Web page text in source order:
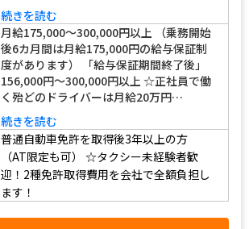
続きを読む
月給175,000～300,000円以上 （乗務開始
後6カ月間は月給175,000円の給与保証制
度があります） 「給与保証期間終了後」
156,000円～300,000円以上 ☆正社員で働
く殆どのドライバーは月給20万円…
続きを読む
普通自動車免許を取得後3年以上の方
（AT限定も可）
☆タクシー未経験者歓
迎！2種免許取得費用を会社で全額負担し
ます！